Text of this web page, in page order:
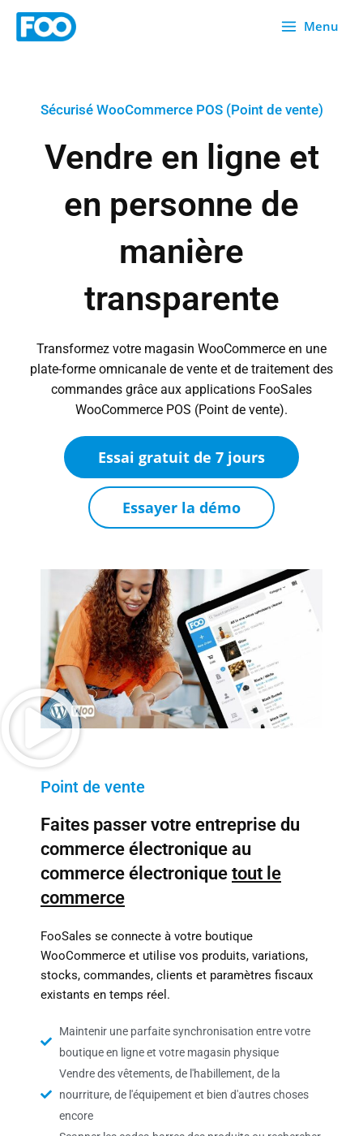
Skip
Menu
Sécurisé WooCommerce POS (Point de vente)
Vendre en ligne et
en personne de
manière
transparente
Transformez votre magasin WooCommerce en une
plate-forme omnicanale de vente et de traitement des
commandes grâce aux applications FooSales
WooCommerce POS (Point de vente).
Essai gratuit de 7 jours
Essayer la démo
Point de vente
Faites passer votre entreprise du
commerce électronique au
commerce électronique tout le
commerce
FooSales se connecte à votre boutique
WooCommerce et utilise vos produits, variations,
stocks, commandes, clients et paramètres fiscaux
existants en temps réel.
Maintenir une parfaite synchronisation entre votre
boutique en ligne et votre magasin physique
Vendre des vêtements, de l'habillement, de la
nourriture, de l'équipement et bien d'autres choses
encore